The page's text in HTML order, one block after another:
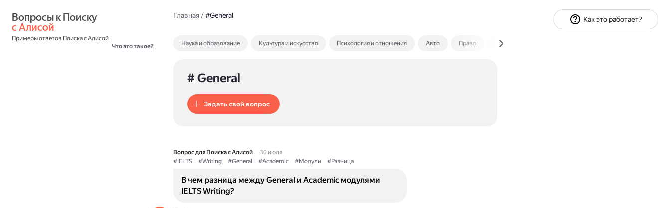
с Алисой
Примеры ответов Поиска с Алисой
Что это такое?
Главная/#General
Наука и образование Культура и искусство Психология и отношения Авто Право Экономика и финансы
# General
Задать свой вопрос
Вопрос для Поиска с Алисой
30 июля
#IELTS
#Writing #General #Academic #Модули #Разница
В чем разница между General и Academic модулями
IELTS Writing?
Как это работает?